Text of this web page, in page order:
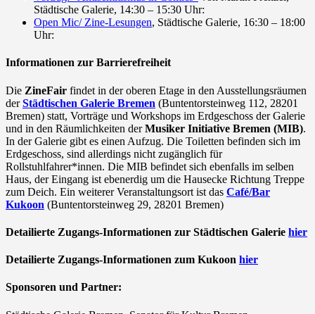
Städtische Galerie, 14:30 – 15:30 Uhr:
Open Mic/ Zine-Lesungen, Städtische Galerie, 16:30 – 18:00
Uhr:
Informationen zur Barrierefreiheit
Die ZineFair findet in der oberen Etage in den Ausstellungsräumen
derStädtischen Galerie Bremen (Buntentorsteinweg 112, 28201
Bremen) statt, Vorträge und Workshops im Erdgeschoss der Galerie
und in den Räumlichkeiten derMusiker Initiative Bremen (MIB).
In der Galerie gibt es einen Aufzug. Die Toiletten befinden sich im
Erdgeschoss, sind allerdings nicht zugänglich für
Rollstuhlfahrer*innen. Die MIB befindet sich ebenfalls im selben
Haus, der Eingang ist ebenerdig um die Hausecke Richtung Treppe
zum Deich. Ein weiterer Veranstaltungsort ist das Café/Bar
Kukoon (Buntentorsteinweg 29, 28201 Bremen)
Detailierte Zugangs-Informationen zur Städtischen Galerie hier
Detailierte Zugangs-Informationen zum Kukoon hier
Sponsoren und Partner: